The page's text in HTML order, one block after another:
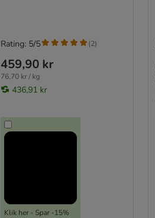
459,90 kr
76,70 kr / kg
436,91 kr
Klik her - Spar -15%
Rating: 5/5 (2)